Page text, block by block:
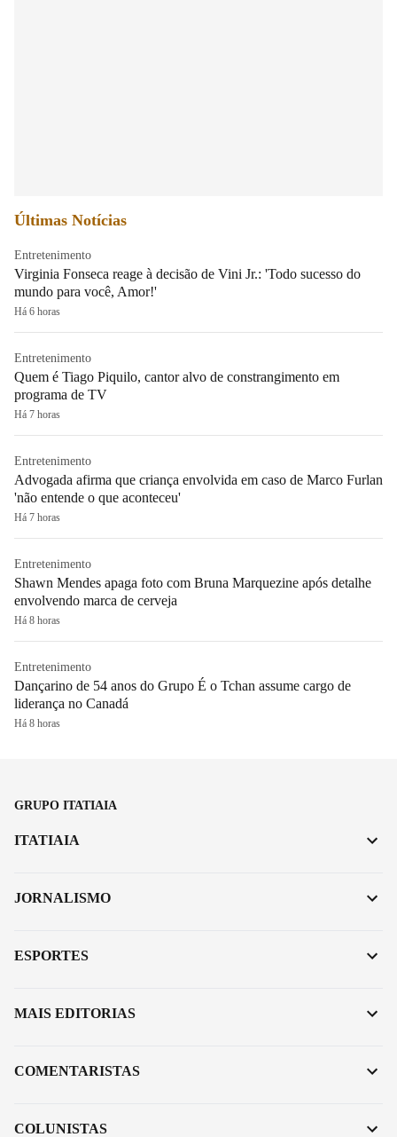
Últimas Notícias
Entretenimento
Virginia Fonseca reage à decisão de Vini Jr.: 'Todo sucesso do
mundo para você, Amor!'
Há 6 horas
Entretenimento
Quem é Tiago Piquilo, cantor alvo de constrangimento em
programa de TV
Há 7 horas
Entretenimento
Advogada afirma que criança envolvida em caso de Marco Furlan
'não entende o que aconteceu'
Há 7 horas
Entretenimento
Shawn Mendes apaga foto com Bruna Marquezine após detalhe
envolvendo marca de cerveja
Há 8 horas
Entretenimento
Dançarino de 54 anos do Grupo É o Tchan assume cargo de
liderança no Canadá
Há 8 horas
GRUPO ITATIAIA
ITATIAIA
JORNALISMO
ESPORTES
MAIS EDITORIAS
COMENTARISTAS
COLUNISTAS